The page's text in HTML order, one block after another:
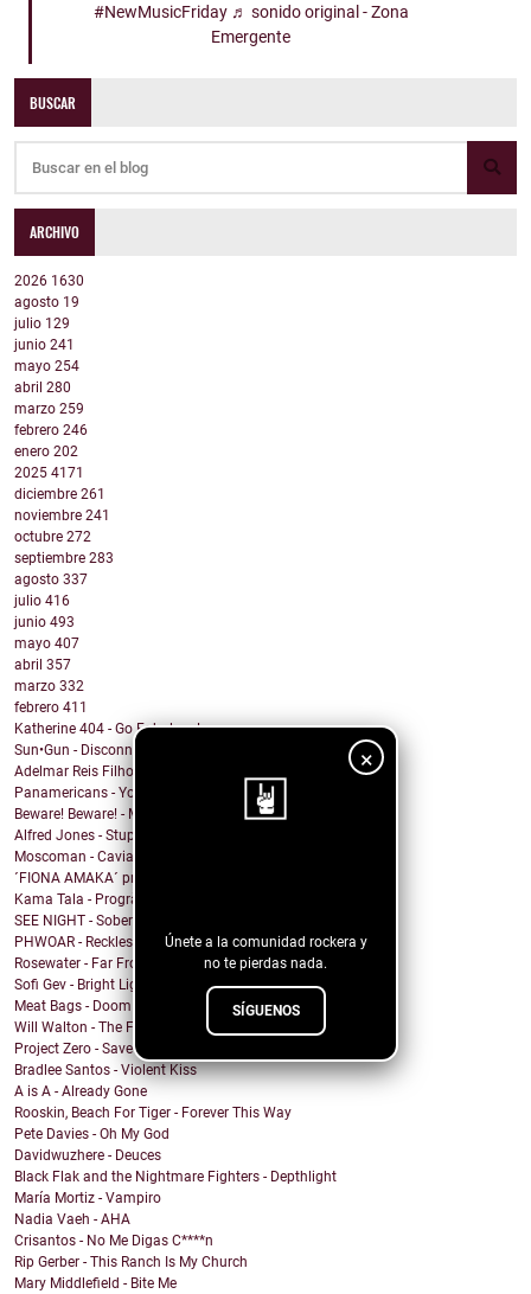
×
Únete a la comunidad rockera y
no te pierdas nada.
SÍGUENOS
#NewMusicFriday ♬ sonido original - Zona
Emergente
BUSCAR
ARCHIVO
2026 1630
agosto 19
julio 129
junio 241
mayo 254
abril 280
marzo 259
febrero 246
enero 202
2025 4171
diciembre 261
noviembre 241
octubre 272
septiembre 283
agosto 337
julio 416
junio 493
mayo 407
abril 357
marzo 332
febrero 411
Katherine 404 - Go Fabulous!
Sun•Gun - Disconnect
Adelmar Reis Filho - Sábado
Panamericans - You better Mov
Beware! Beware! - My Honey
Alfred Jones - Stupid Town
Moscoman - Caviar
´FIONA AMAKA´ presenta su tema: No Daylight
Kama Tala - Progràmma
SEE NIGHT - Sober & High
PHWOAR - Reckless
Rosewater - Far From Home
Sofi Gev - Bright Light Shining
Meat Bags - Doom
Will Walton - The Fine Line
Project Zero - Save the Date
Bradlee Santos - Violent Kiss
A is A - Already Gone
Rooskin, Beach For Tiger - Forever This Way
Pete Davies - Oh My God
Davidwuzhere - Deuces
Black Flak and the Nightmare Fighters - Depthlight
María Mortiz - Vampiro
Nadia Vaeh - AHA
Crisantos - No Me Digas C****n
Rip Gerber - This Ranch Is My Church
Mary Middlefield - Bite Me